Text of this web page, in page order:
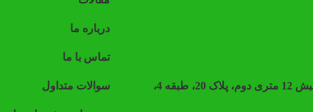
آدرس: تهران، خیابان شیخ بهایی شمالی، نبش 12 متری دوم، پلاک 20، طبقه 4،
درباره ما
تماس با ما
سوالات متداول